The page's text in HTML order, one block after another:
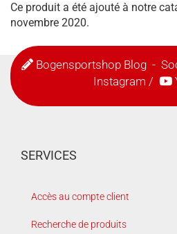
Ce produit a été ajouté à notre
novembre 2020.
Bogensportshop Blog-
Instagram /
SERVICES
Accès au compte client
Recherche de produits